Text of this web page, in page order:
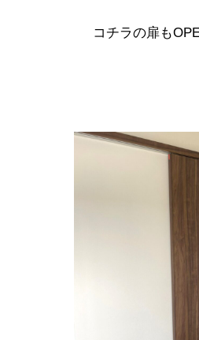
コチラの扉も